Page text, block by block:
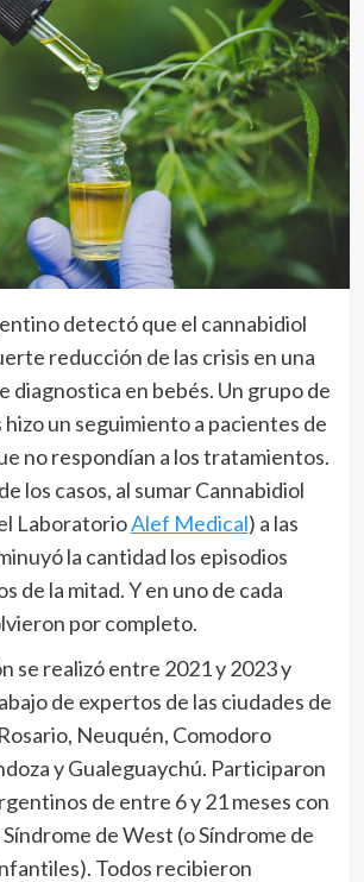
detectó que el cannabidiol
reducción de las crisis en una
diagnostica en bebés. Un grupo de
un seguimiento a pacientes de
no respondían a los tratamientos.
los casos, al sumar Cannabidiol
LaboratorioAlef Medical) a las
la cantidad los episodios
de la mitad. Y en uno de cada
por completo.
se realizó entre 2021 y 2023 y
de expertos de las ciudades de
Neuquén, Comodoro
y Gualeguaychú. Participaron
de entre 6 y 21 meses con
de West (o Síndrome de
Todos recibieron